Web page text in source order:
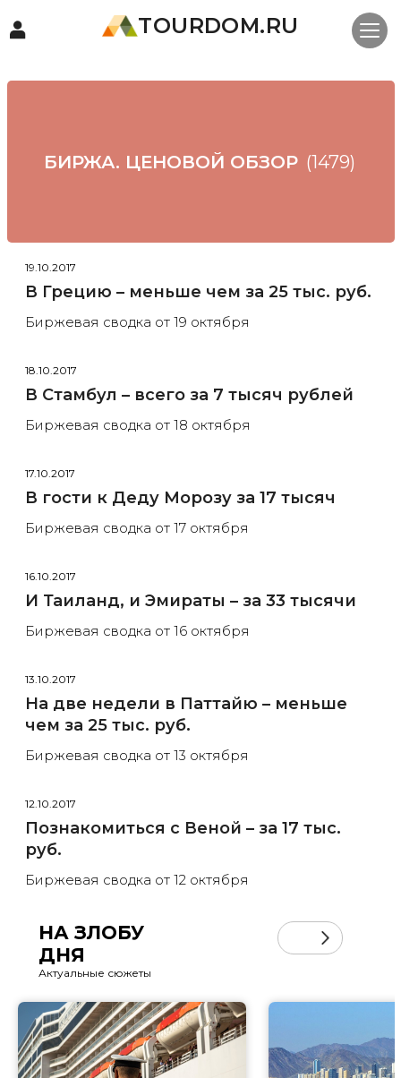
TOURDOM.RU
БИРЖА. ЦЕНОВОЙ ОБЗОР (1479)
19.10.2017
В Грецию – меньше чем за 25 тыс. руб.
Биржевая сводка от 19 октября
18.10.2017
В Стамбул – всего за 7 тысяч рублей
Биржевая сводка от 18 октября
17.10.2017
В гости к Деду Морозу за 17 тысяч
Биржевая сводка от 17 октября
16.10.2017
И Таиланд, и Эмираты – за 33 тысячи
Биржевая сводка от 16 октября
13.10.2017
На две недели в Паттайю – меньше
чем за 25 тыс. руб.
Биржевая сводка от 13 октября
12.10.2017
Познакомиться с Веной – за 17 тыс.
руб.
Биржевая сводка от 12 октября
НА ЗЛОБУ
ДНЯ
Актуальные сюжеты